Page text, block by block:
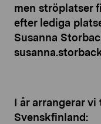
men ströplatser
efter lediga
Susanna
I år arrangerar
Svenskfinland: